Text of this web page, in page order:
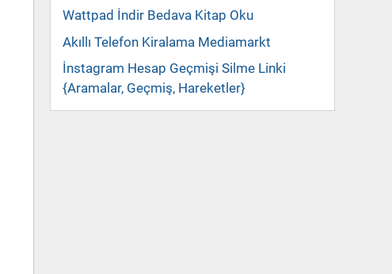
Wattpad İndir Bedava Kitap Oku
Akıllı Telefon Kiralama Mediamarkt
İnstagram Hesap Geçmişi Silme Linki
{Aramalar, Geçmiş, Hareketler}